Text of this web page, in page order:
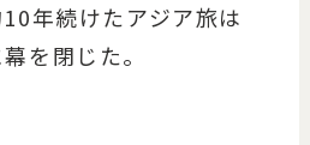
年続けたアジア旅は
を閉じた。